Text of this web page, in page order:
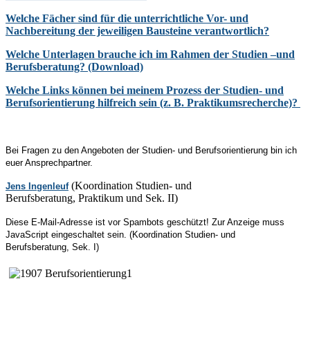
Welche Fächer sind für die unterrichtliche Vor- und
Nachbereitung der jeweiligen Bausteine verantwortlich?
Welche Unterlagen brauche ich im Rahmen der Studien –und
Berufsberatung? (Download)
Welche Links können bei meinem Prozess der Studien- und
Berufsorientierung hilfreich sein (z. B. Praktikumsrecherche)?
Bei Fragen zu den Angeboten der Studien- und Berufsorientierung bin ich
euer Ansprechpartner.
Jens Ingenleuf (Koordination Studien- und
Berufsberatung, Praktikum und Sek. II)
Diese E-Mail-Adresse ist vor Spambots geschützt! Zur Anzeige muss
JavaScript eingeschaltet sein. (Koordination Studien- und
Berufsberatung, Sek. I)